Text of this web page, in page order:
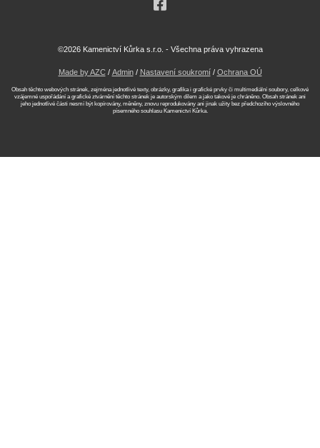
©2026 Kamenictví Kůrka s.r.o. - Všechna práva vyhrazena
Made by AZC/ Admin/ Nastavení soukromí/ Ochrana OÚ
Obsah těchto webových stránek, zejména jednotlivé texty, obrázky, grafika i grafické prvky či multimediální soubory, celkové
vzájemné uspořádání a grafické ztvárnění těchto stránek je autorským dílem a jako takové je chráněno. Obsah stránek ani
jeho jednotlivé části nesmí být kopírovány, měněny, znovu reprodukovány ani jinak užity bez předchozího výslovného
písemného souhlasu Kamenictví Kůrka.